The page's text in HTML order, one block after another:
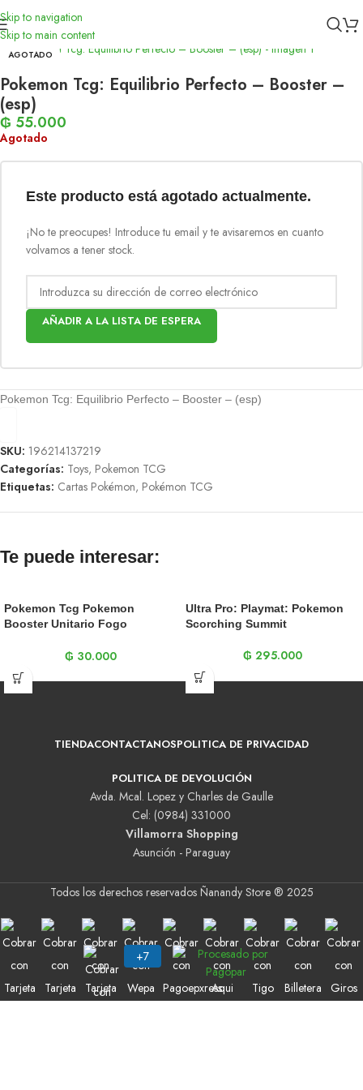
Skip to navigation
Skip to main content
Inicio Toys Pokemon TCG
AGOTADO
Pokemon Tcg: Equilibrio Perfecto – Booster –
(esp)
₲ 55.000
Agotado
Este producto está agotado actualmente.
¡No te preocupes! Introduce tu email y te avisaremos en cuanto
volvamos a tener stock.
AÑADIR A LA LISTA DE ESPERA
Pokemon Tcg: Equilibrio Perfecto – Booster – (esp)
SKU: 196214137219
Categorías: Toys, Pokemon TCG
Etiquetas: Cartas Pokémon, Pokémon TCG
Te puede interesar:
Pokemon Tcg Pokemon
Booster Unitario Fogo
₲ 30.000
Ultra Pro: Playmat: Pokemon
Scorching Summit
₲ 295.000
TIENDACONTACTANOSPOLITICA DE PRIVACIDAD
POLITICA DE DEVOLUCIÓN
Avda. Mcal. Lopez y Charles de Gaulle
Cel: (0984) 331000
Villamorra Shopping
Asunción - Paraguay
Todos los derechos reservados Ñanandy Store ® 2025